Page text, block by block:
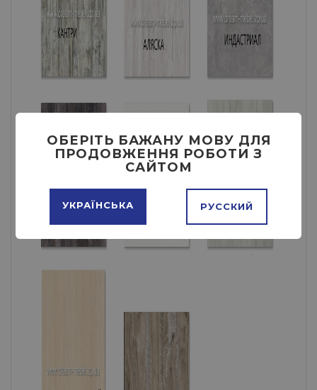
ОБЕРІТЬ БАЖАНУ МОВУ ДЛЯ
ПРОДОВЖЕННЯ РОБОТИ З
САЙТОМ
УКРАЇНСЬКА РУССКИЙ